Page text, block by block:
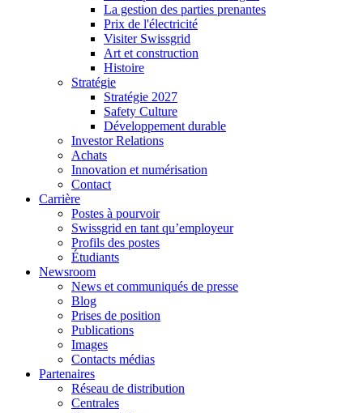
La gestion des parties prenantes
Prix de l'électricité
Visiter Swissgrid
Art et construction
Histoire
Stratégie
Stratégie 2027
Safety Culture
Développement durable
Investor Relations
Achats
Innovation et numérisation
Contact
Carrière
Postes à pourvoir
Swissgrid en tant qu’employeur
Profils des postes
Étudiants
Newsroom
News et communiqués de presse
Blog
Prises de position
Publications
Images
Contacts médias
Partenaires
Réseau de distribution
Centrales